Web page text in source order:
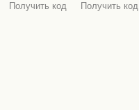
Получить код Получить код